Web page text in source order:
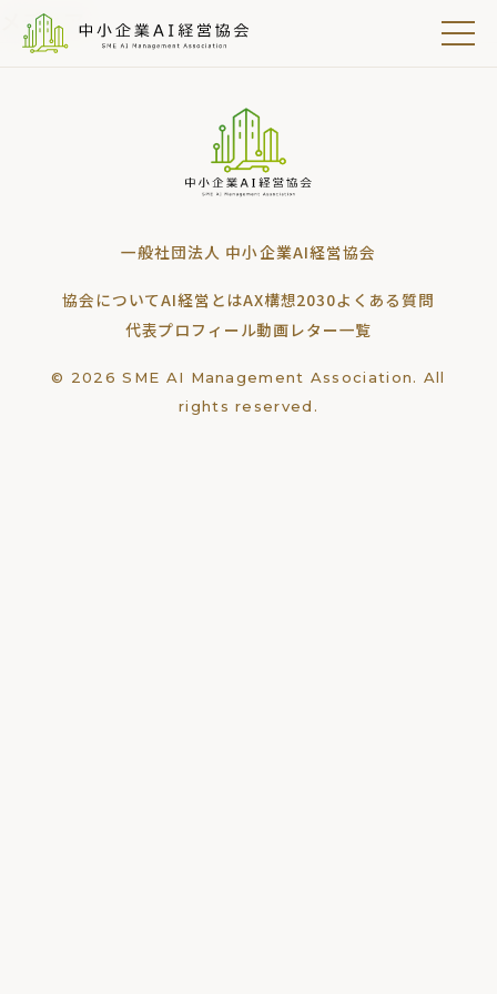
メディア
一般社団法人 中小企業AI経営協会
協会についてAI経営とはAX構想2030よくある質問
代表プロフィール動画レター一覧
© 2026 SME AI Management Association. All
rights reserved.